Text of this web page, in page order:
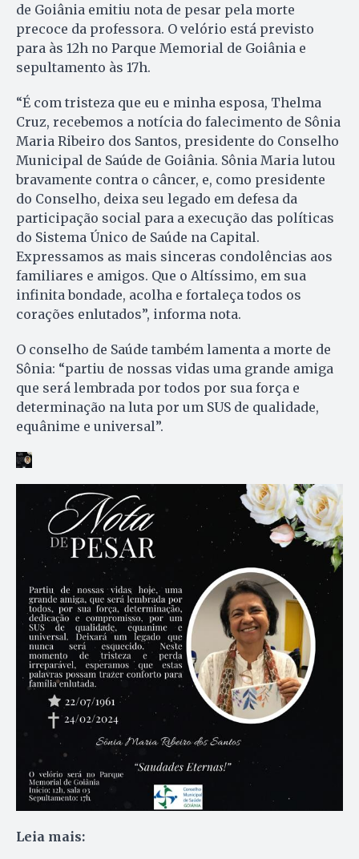
de Goiânia emitiu nota de pesar pela morte
precoce da professora. O velório está previsto
para às 12h no Parque Memorial de Goiânia e
sepultamento às 17h.
“É com tristeza que eu e minha esposa, Thelma
Cruz, recebemos a notícia do falecimento de Sônia
Maria Ribeiro dos Santos, presidente do Conselho
Municipal de Saúde de Goiânia. Sônia Maria lutou
bravamente contra o câncer, e, como presidente
do Conselho, deixa seu legado em defesa da
participação social para a execução das políticas
do Sistema Único de Saúde na Capital.
Expressamos as mais sinceras condolências aos
familiares e amigos. Que o Altíssimo, em sua
infinita bondade, acolha e fortaleça todos os
corações enlutados”, informa nota.
O conselho de Saúde também lamenta a morte de
Sônia: “partiu de nossas vidas uma grande amiga
que será lembrada por todos por sua força e
determinação na luta por um SUS de qualidade,
equânime e universal”.
Leia mais: